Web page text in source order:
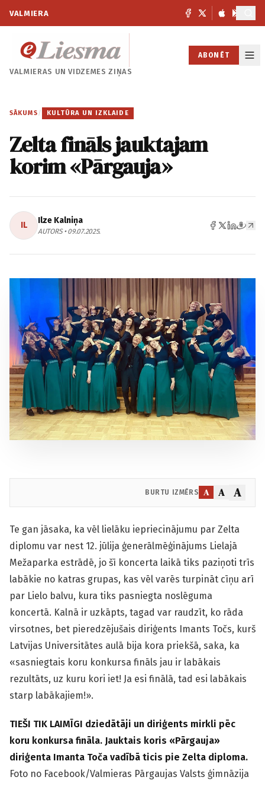
VALMIERA
VALMIERAS UNVIDZEMES ZIŅAS
ABONĒT
SĀKUMS / KULTŪRA UN IZKLAIDE
Zelta fināls jauktajam
korim «Pārgauja»
IL Ilze Kalniņa
AUTORS • 09.07.2025.
BURTU IZMĒRS A A A
Te gan jāsaka, ka vēl lielāku iepriecinājumu par Zelta
diplomu var nest 12. jūlija ģenerālmēģinājums Lielajā
Mežaparka estrādē, jo šī koncerta laikā tiks paziņoti trīs
labākie no katras grupas, kas vēl varēs turpināt cīņu arī
par Lielo balvu, kura tiks pasniegta noslēguma
koncertā. Kalnā ir uzkāpts, tagad var raudzīt, ko rāda
virsotnes, bet pieredzējušais diriģents Imants Točs, kurš
Latvijas Universitātes aulā bija kora priekšā, saka, ka
«sasniegtais koru konkursa fināls jau ir labākais
rezultāts, uz kuru kori iet! Ja esi finālā, tad esi labākais
starp labākajiem!».
TIEŠI TIK LAIMĪGI dziedātāji un diriģents mirkli pēc
koru konkursa fināla. Jauktais koris «Pārgauja»
diriģenta Imanta Toča vadībā ticis pie Zelta diploma.
Foto no Facebook/Valmieras Pārgaujas Valsts ģimnāzija